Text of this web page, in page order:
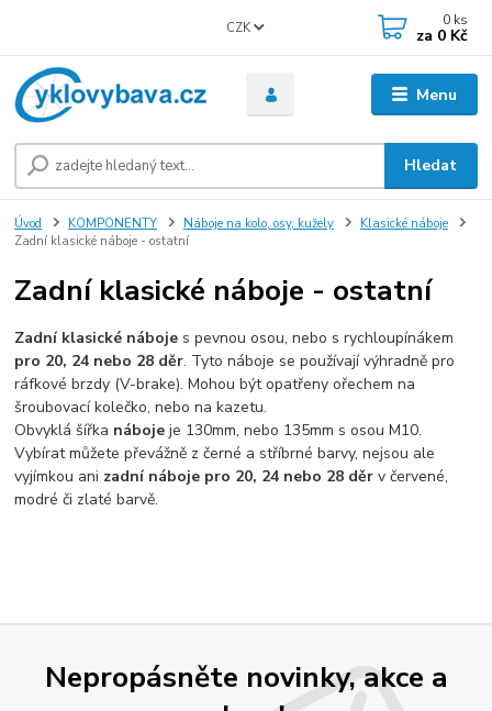
Menu
CZK
Hledat
0 ks
za 0 Kč
Úvod KOMPONENTY Náboje na kolo, osy, kužely
Klasické náboje
Zadní klasické náboje - ostatní
Zadní klasické náboje - ostatní
Zadní klasické náboje s pevnou osou, nebo s rychloupínákem
pro 20, 24 nebo 28 děr. Tyto náboje se používají výhradně pro
ráfkové brzdy (V-brake). Mohou být opatřeny ořechem na
šroubovací kolečko, nebo na kazetu.
Obvyklá šířka náboje je 130mm, nebo 135mm s osou M10.
Vybírat můžete převážně z černé a stříbrné barvy, nejsou ale
vyjímkou ani zadní náboje pro 20, 24 nebo 28 děr v červené,
modré či zlaté barvě.
Nepropásněte novinky, akce a